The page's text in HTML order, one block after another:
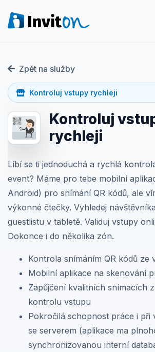
Naše služby
Blog
Akce
FAQ
Kontakt
Přepnout na tmavý režim
Přihlášení
Zpět na služby
Kontroluj vstupy rychleji
Kontroluj
rychleji
Líbí se ti jednoduchá a rychlá
event? Máme pro tebe mobilní
Android) pro snímání QR kódů, ale
výkonné čtečky. Vyhledej
guestlistu v tabletě. Validuj vstupy
Dokonce i do několika zón.
Kontrola snímáním QR kódů ze
Mobilní aplikace na skenování
Zapůjčení kvalitních snímacích
kontrolu vstupu
Pokročilá schopnost práce i při
se serverem (aplikace ma
synchronizovanou interní